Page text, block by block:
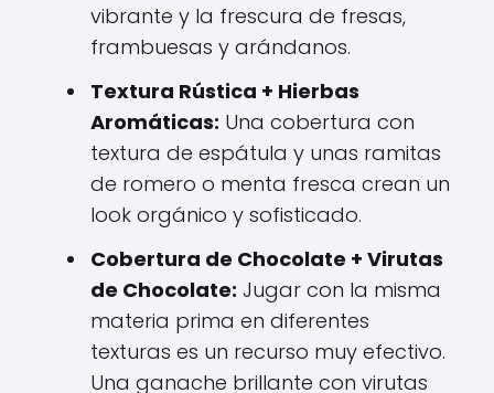
vibrante y la frescura de fresas,
frambuesas y arándanos.
Textura Rústica + Hierbas
Aromáticas: Una cobertura con
textura de espátula y unas ramitas
de romero o menta fresca crean un
look orgánico y sofisticado.
Cobertura de Chocolate + Virutas
de Chocolate: Jugar con la misma
materia prima en diferentes
texturas es un recurso muy efectivo.
Una ganache brillante con virutas